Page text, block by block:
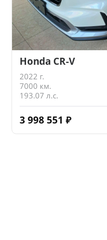
Honda CR-V
2022 г.
7000 км.
193.07 л.с.
3 998 551 ₽